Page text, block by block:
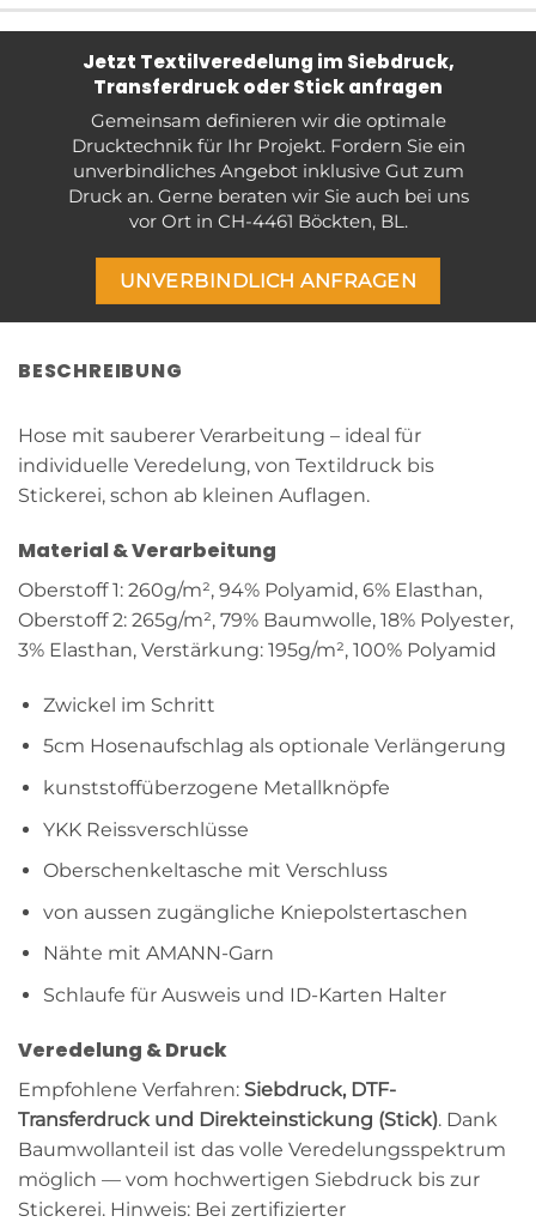
Jetzt Textilveredelung im Siebdruck,
Transferdruck oder Stick anfragen
Gemeinsam definieren wir die optimale
Drucktechnik für Ihr Projekt. Fordern Sie ein
unverbindliches Angebot inklusive Gut zum
Druck an. Gerne beraten wir Sie auch bei uns
vor Ort in CH-4461 Böckten, BL.
UNVERBINDLICH ANFRAGEN
BESCHREIBUNG
Hose mit sauberer Verarbeitung – ideal für
individuelle Veredelung, von Textildruck bis
Stickerei, schon ab kleinen Auflagen.
Material & Verarbeitung
Oberstoff 1: 260g/m², 94% Polyamid, 6% Elasthan,
Oberstoff 2: 265g/m², 79% Baumwolle, 18% Polyester,
3% Elasthan, Verstärkung: 195g/m², 100% Polyamid
Zwickel im Schritt
5cm Hosenaufschlag als optionale Verlängerung
kunststoffüberzogene Metallknöpfe
YKK Reissverschlüsse
Oberschenkeltasche mit Verschluss
von aussen zugängliche Kniepolstertaschen
Nähte mit AMANN-Garn
Schlaufe für Ausweis und ID-Karten Halter
Veredelung & Druck
Empfohlene Verfahren: Siebdruck, DTF-
Transferdruck und Direkteinstickung (Stick). Dank
Baumwollanteil ist das volle Veredelungsspektrum
möglich — vom hochwertigen Siebdruck bis zur
Stickerei. Hinweis: Bei zertifizierter